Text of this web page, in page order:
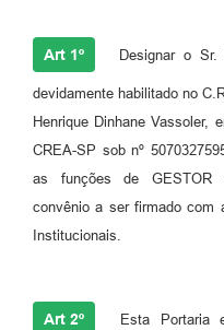
Art 1º Designar o Sr.
devidamente habilitado no
Henrique Dinhane Vassoler,
CREA-SP sob nº
as funções de GESTOR
convênio a ser firmado com
Institucionais.
Art 2º Esta Portaria